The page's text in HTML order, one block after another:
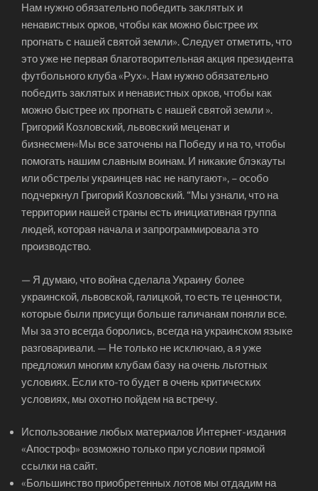
Нам нужно обязательно победить заклятых и
ненавистных орков, чтобы как можно быстрее их
прогнать с нашей святой земли». Следует отметить, что
это уже не первая благотворительная акция президента
футбольного клуба «Рух». Нам нужно обязательно
победить заклятых и ненавистных орков, чтобы как
можно быстрее их прогнать с нашей святой земли ».
Григорий Козловский, львовский меценат и
бизнесмен«Мы все заточены на Победу и на то, чтобы
помогать нашим славным воинам. И никакие блэкауты
или обстрелы украинцев нас не напугают», – особо
подчеркнул Григорий Козловский. “Мы узнали, что на
территории нашей страны есть инициативная группа
людей, которая начала и запрограммировала это
производство.
— Я думаю, что война сделала Украину более
украинской, львовской, галицкой, то есть те ценности,
которые были присущи больше галичанам поняли все.
Мы за это всегда боролись, всегда на украинском языке
разговаривали. — Не только не исключаю, а я уже
предложил многим клубам базу на очень льготных
условиях. Если кто-то будет в очень критических
условиях, мы охотно пойдем на встречу.
Использование любых материалов Интернет-издания
«Апостроф» возможно только при условии прямой
ссылки на сайт.
«Большинство приобретенных лотов мы отдадим на